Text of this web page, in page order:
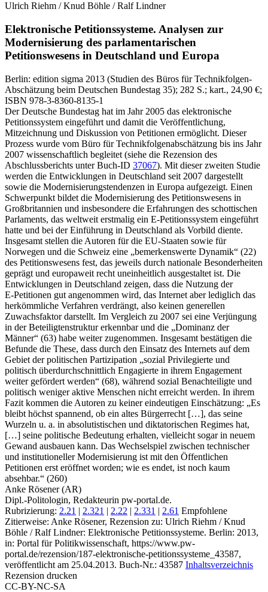
Ulrich Riehm / Knud Böhle / Ralf Lindner
Elektronische Petitionssysteme. Analysen zur
Modernisierung des parlamentarischen
Petitionswesens in Deutschland und Europa
Berlin: edition sigma 2013 (Studien des Büros für Technikfolgen-
Abschätzung beim Deutschen Bundestag 35); 282 S.; kart., 24,90 €;
ISBN 978-3-8360-8135-1
Der Deutsche Bundestag hat im Jahr 2005 das elektronische
Petitionssystem eingeführt und damit die Veröffentlichung,
Mitzeichnung und Diskussion von Petitionen ermöglicht. Dieser
Prozess wurde vom Büro für Technikfolgenabschätzung bis ins Jahr
2007 wissenschaftlich begleitet (siehe die Rezension des
Abschlussberichts unter Buch‑ID 37067). Mit dieser zweiten Studie
werden die Entwicklungen in Deutschland seit 2007 dargestellt
sowie die Modernisierungstendenzen in Europa aufgezeigt. Einen
Schwerpunkt bildet die Modernisierung des Petitionswesens in
Großbritannien und insbesondere die Erfahrungen des schottischen
Parlaments, das weltweit erstmalig ein E‑Petitionssystem eingeführt
hatte und bei der Einführung in Deutschland als Vorbild diente.
Insgesamt stellen die Autoren für die EU‑Staaten sowie für
Norwegen und die Schweiz eine „bemerkenswerte Dynamik“ (22)
des Petitionswesens fest, das jeweils durch nationale Besonderheiten
geprägt und europaweit recht uneinheitlich ausgestaltet ist. Die
Entwicklungen in Deutschland zeigen, dass die Nutzung der
E‑Petitionen gut angenommen wird, das Internet aber lediglich das
herkömmliche Verfahren verdrängt, also keinen generellen
Zuwachsfaktor darstellt. Im Vergleich zu 2007 sei eine Verjüngung
in der Beteiligtenstruktur erkennbar und die „Dominanz der
Männer“ (63) habe weiter zugenommen. Insgesamt bestätigen die
Befunde die These, dass durch den Einsatz des Internets auf dem
Gebiet der politischen Partizipation „sozial Privilegierte und
politisch überdurchschnittlich Engagierte in ihrem Engagement
weiter gefördert werden“ (68), während sozial Benachteiligte und
politisch weniger aktive Menschen nicht erreicht werden. In ihrem
Fazit kommen die Autoren zu keiner eindeutigen Einschätzung: „Es
bleibt höchst spannend, ob ein altes Bürgerrecht […], das seine
Wurzeln u. a. in absolutistischen und diktatorischen Regimes hat,
[…] seine politische Bedeutung erhalten, vielleicht sogar in neuem
Gewand ausbauen kann. Das Wechselspiel zwischen technischer
und institutioneller Modernisierung ist mit den Öffentlichen
Petitionen erst eröffnet worden; wie es endet, ist noch kaum
absehbar.“ (260)
Anke Rösener (AR)
Dipl.-Politologin, Redakteurin pw-portal.de.
Rubrizierung: 2.21 | 2.321 | 2.22 | 2.331 | 2.61 Empfohlene
Zitierweise: Anke Rösener, Rezension zu: Ulrich Riehm / Knud
Böhle / Ralf Lindner: Elektronische Petitionssysteme. Berlin: 2013,
in: Portal für Politikwissenschaft, https://www.pw-
portal.de/rezension/187-elektronische-petitionssysteme_43587,
veröffentlicht am 25.04.2013. Buch-Nr.: 43587 Inhaltsverzeichnis
Rezension drucken
CC-BY-NC-SA